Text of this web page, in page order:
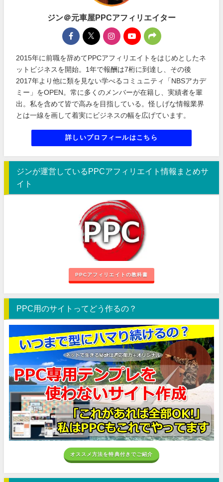
ジン＠元車屋PPCアフィリエイター
2015年に前職を辞めてPPCアフィリエイトをはじめとしたネ
ットビジネスを開始。1年で報酬は7桁に到達し、その後
2017年より他に類を見ない学べるコミュニティ「NBSアカデ
ミー」をOPEN。常に多くのメンバーが在籍し、実績者を輩
出。私を含めて皆で高みを目指している。怪しげな情報業界
とは一線を画して着実にビジネスの幅を広げています。
詳しいプロフィールはこちら
ジンが運営しているPPCアフィリエイト情報まとめサ
イト
PPCアフィリエイトの教科書
PPC用のサイトってどう作るの？
オススメ方法を特典付きでご紹介